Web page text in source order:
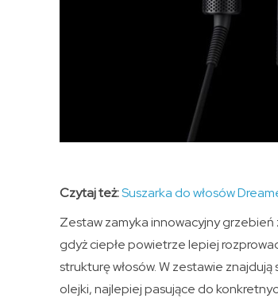
Czytaj też:Suszarka do włosów
Zestaw zamyka innowacyjny
gdyż ciepłe powietrze lepiej
strukturę włosów. W zestawie
olejki, najlepiej pasujące do